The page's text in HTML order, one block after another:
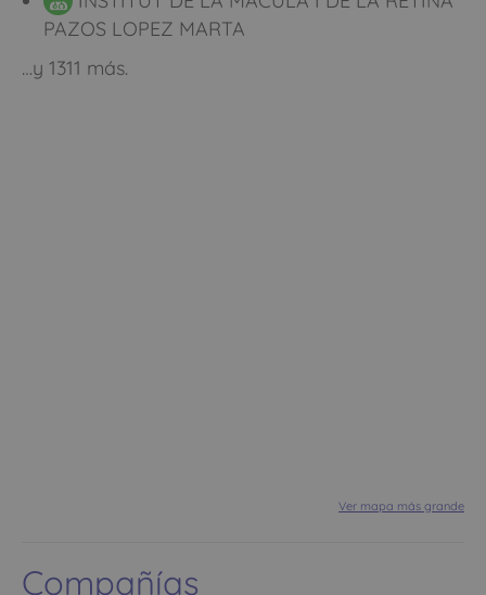
PAZOS LOPEZ MARTA
…y 1311 más.
Ver mapa más grande
Compañías